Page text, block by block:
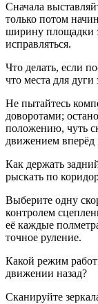
Сначала
только потом
ширину площадки
исправляться.
Что делать, если
что места для
Не пытайтесь
доворотами;
положению, чуть
движением вперёд
Как держать
рыскать по
Выберите одну
контролем
её каждые
точное руление.
Какой режим
движении назад?
Сканируйте